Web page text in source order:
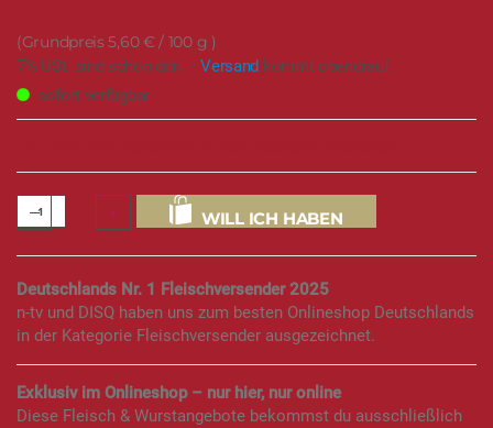
5,60 €/ 100 g
7% USt. sind schon drin –Versand kommt obendrauf.
sofort verfügbar
WILL ICH HABEN
Deutschlands Nr. 1 Fleischversender 2025
n-tv und DISQ haben uns zum besten Onlineshop Deutschlands
in der Kategorie Fleischversender ausgezeichnet.
Exklusiv im Onlineshop – nur hier, nur online
Diese Fleisch & Wurstangebote bekommst du ausschließlich